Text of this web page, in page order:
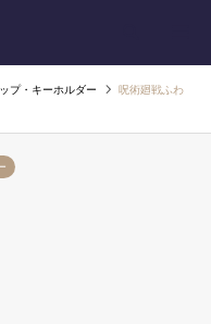
プ・キーホルダー
呪術廻戦ふわ